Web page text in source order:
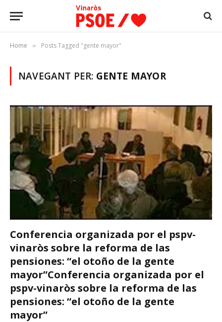
Home » Posts Tagged "gente mayor"
NAVEGANT PER: GENTE MAYOR
Conferencia organizada por el pspv-
vinaròs sobre la reforma de las
pensiones: “el otoño de la gente
mayor”Conferencia organizada por el
pspv-vinaròs sobre la reforma de las
pensiones: “el otoño de la gente
mayor”